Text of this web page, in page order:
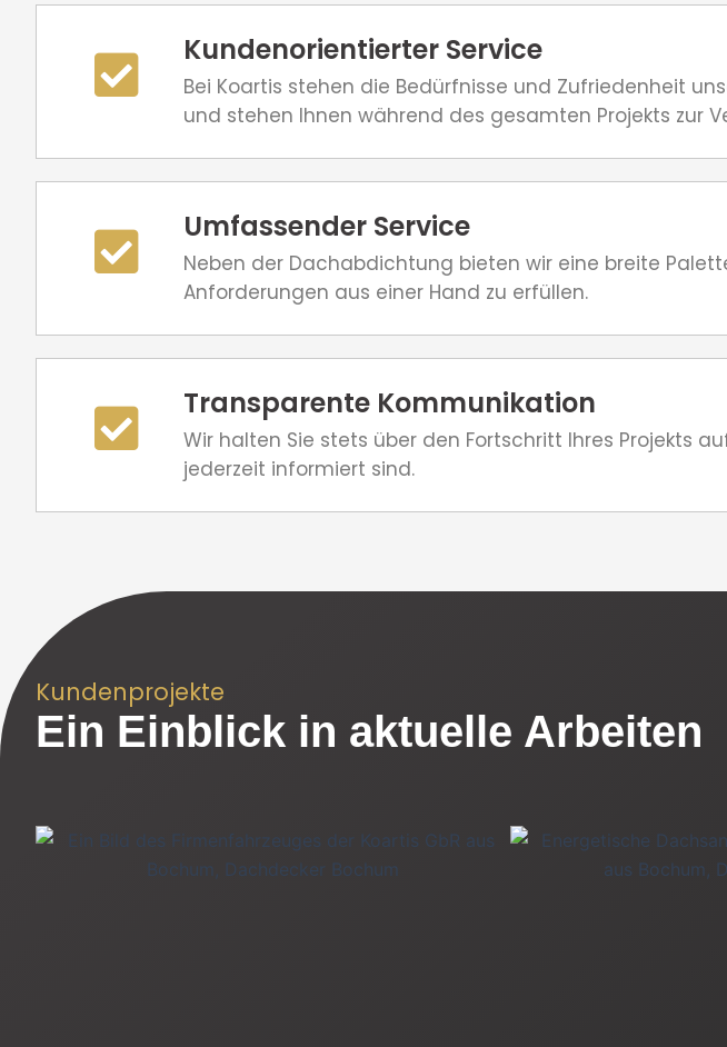
Kundenorientierter Service
Bei Koartis stehen die Bedürfnisse und Zufriedenheit
und stehen Ihnen während des gesamten Projekts zur
Umfassender Service
Neben der Dachabdichtung bieten wir eine breite
Anforderungen aus einer Hand zu erfüllen.
Transparente Kommunikation
Wir halten Sie stets über den Fortschritt Ihres Projekts
jederzeit informiert sind.
Kundenprojekte
Ein Einblick in aktuelle Arbeiten